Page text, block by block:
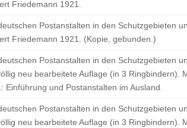
Friedemann 1921.
Postanstalten in den Schutzgebieten
Friedemann 1921. (Kopie, gebunden.)
Postanstalten in den Schutzgebieten
neu bearbeitete Auflage (in 3 Ringbindern).
und Postanstalten im Ausland.
Postanstalten in den Schutzgebieten
neu bearbeitete Auflage (in 3 Ringbindern).